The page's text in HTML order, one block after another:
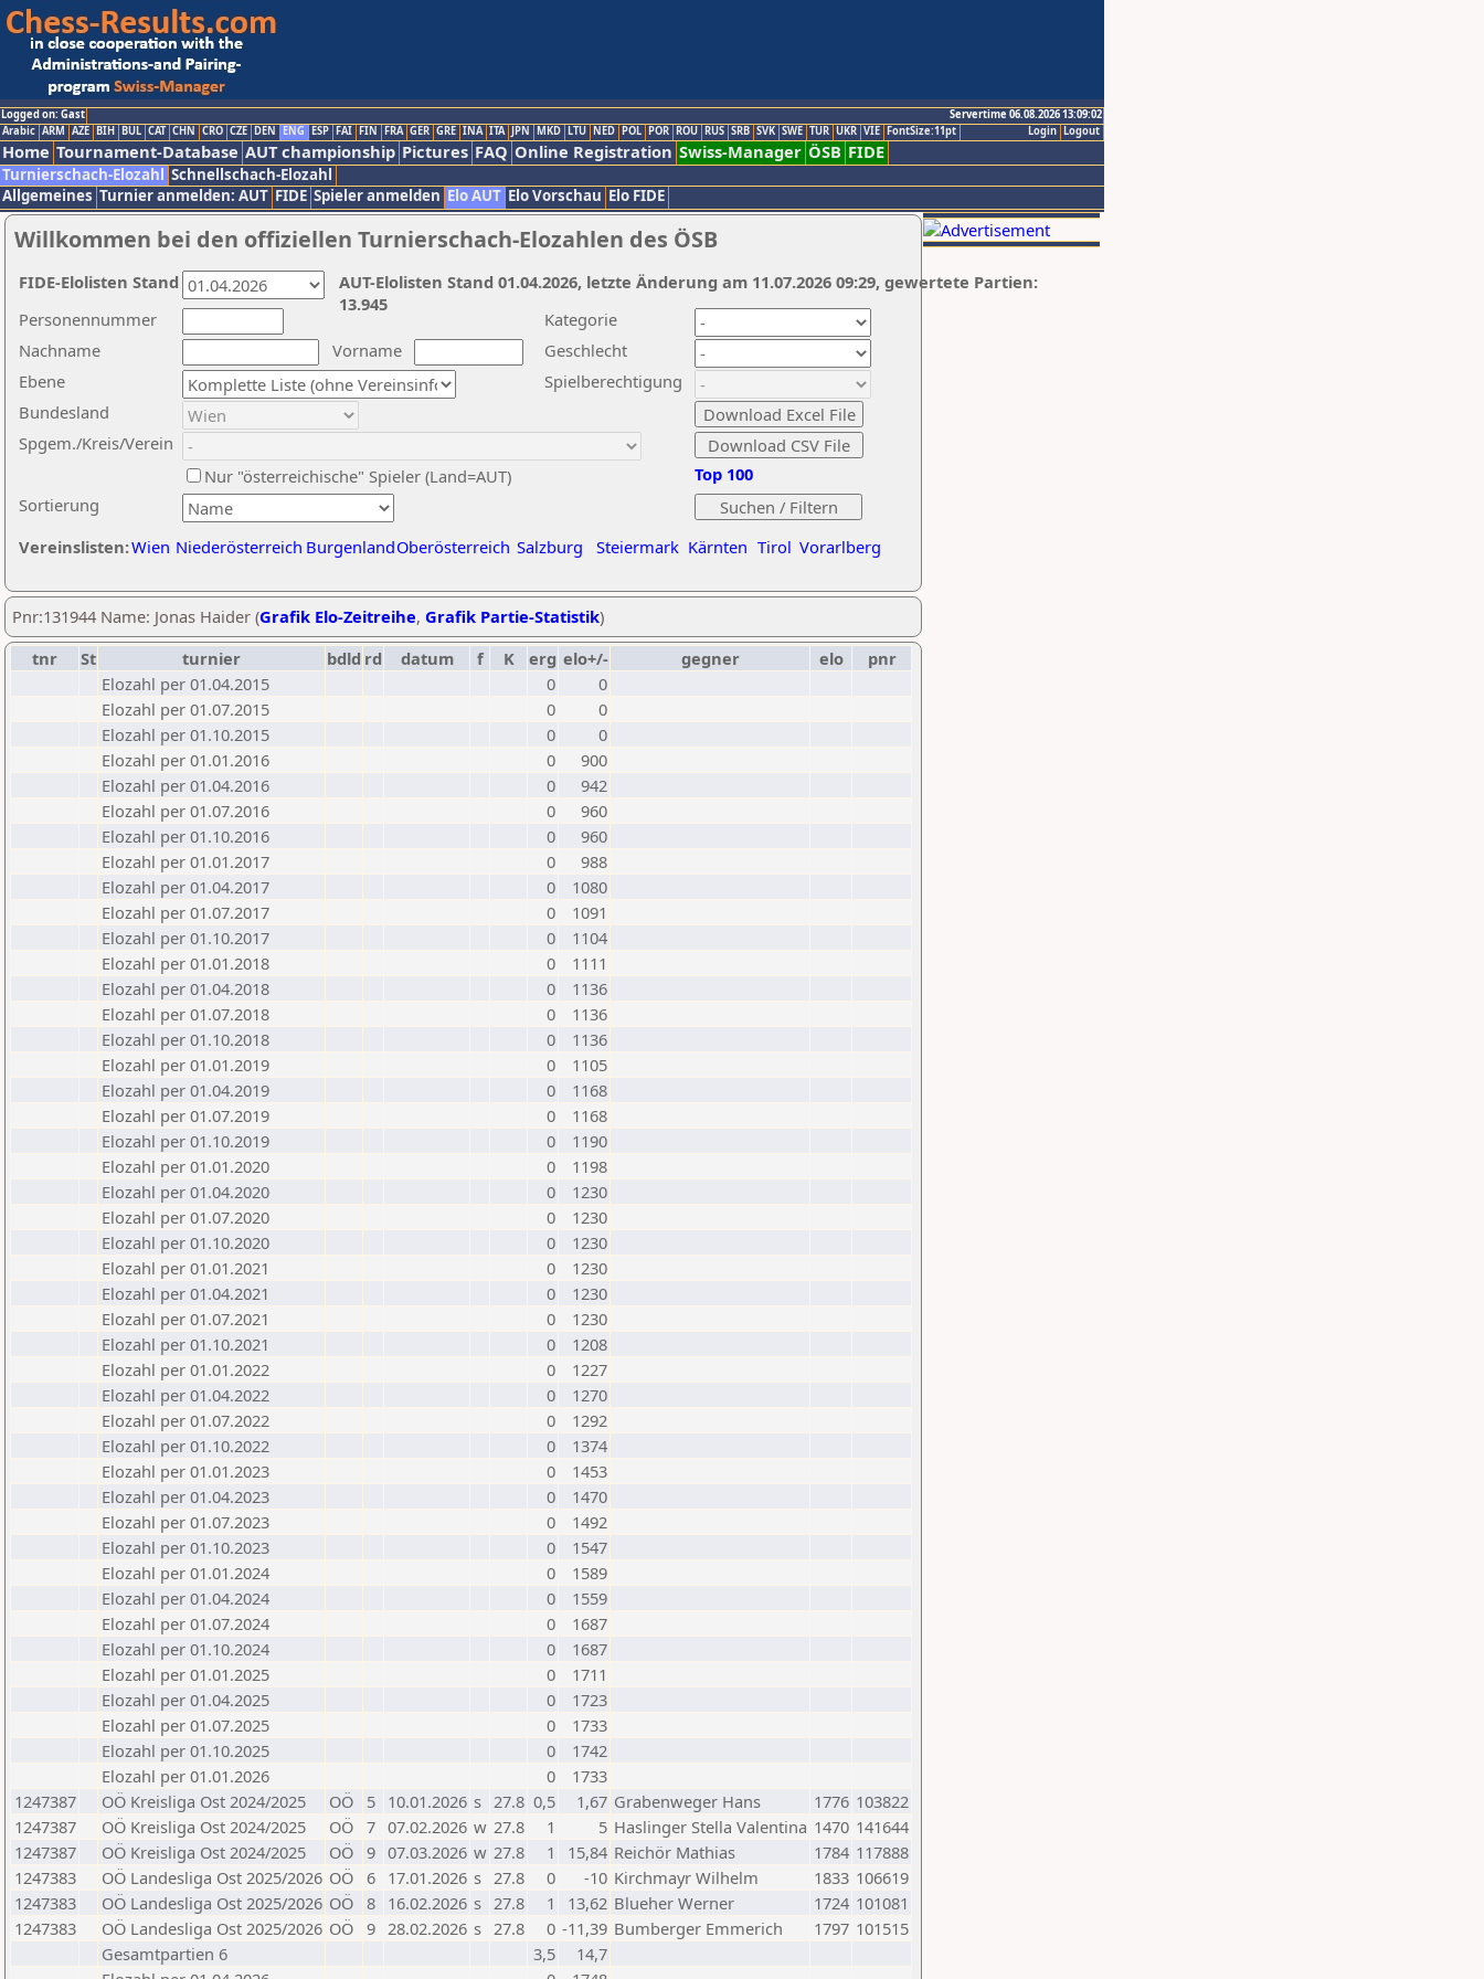
Logged on: Gast
Servertime 06.08.2026 13:09:02
Logout
Login
Arabic ARM AZE BIH BUL CAT CHN CRO CZE DEN ENG ESP FAI FIN FRA GER GRE INA ITA JPN MKD LTU NED POL POR ROU RUS SRB SVK SWE TUR UKR VIE FontSize:11pt
Home Tournament-Database AUT championship Pictures FAQ Online Registration Swiss-Manager ÖSB FIDE
Turnierschach-Elozahl Schnellschach-Elozahl
Allgemeines Turnier anmelden: AUT FIDE Spieler anmelden Elo AUT Elo Vorschau Elo FIDE
Willkommen bei den offiziellen Turnierschach-Elozahlen des ÖSB
Nachname
Vorname
Ebene
Kategorie
Sortierung
Personennummer
Bundesland
Spgem./Kreis/Verein
Geschlecht
Nur "österreichische" Spieler (Land=AUT)
Spielberechtigung
Vereinslisten:Wien Niederösterreich BurgenlandOberösterreich Salzburg Steiermark Kärnten Tirol Vorarlberg
Top 100
AUT-Elolisten Stand 01.04.2026, letzte Änderung am 11.07.2026 09:29, gewertete Partien:
13.945
FIDE-Elolisten Stand
Pnr:131944 Name: Jonas Haider (Grafik Elo-Zeitreihe, Grafik Partie-Statistik)
tnr
St turnier bdld rd datum f K erg elo+/- gegner elo
pnr
Elozahl per 01.04.2015
0
0
Elozahl per 01.07.2015
0
0
Elozahl per 01.10.2015
0
0
Elozahl per 01.01.2016
0
900
Elozahl per 01.04.2016
0
942
Elozahl per 01.07.2016
0
960
Elozahl per 01.10.2016
0
960
Elozahl per 01.01.2017
0
988
Elozahl per 01.04.2017
0
1080
Elozahl per 01.07.2017
0
1091
Elozahl per 01.10.2017
0
1104
Elozahl per 01.01.2018
0
1111
Elozahl per 01.04.2018
0
1136
Elozahl per 01.07.2018
0
1136
Elozahl per 01.10.2018
0
1136
Elozahl per 01.01.2019
0
1105
Elozahl per 01.04.2019
0
1168
Elozahl per 01.07.2019
0
1168
Elozahl per 01.10.2019
0
1190
Elozahl per 01.01.2020
0
1198
Elozahl per 01.04.2020
0
1230
Elozahl per 01.07.2020
0
1230
Elozahl per 01.10.2020
0
1230
Elozahl per 01.01.2021
0
1230
Elozahl per 01.04.2021
0
1230
Elozahl per 01.07.2021
0
1230
Elozahl per 01.10.2021
0
1208
Elozahl per 01.01.2022
0
1227
Elozahl per 01.04.2022
0
1270
Elozahl per 01.07.2022
0
1292
Elozahl per 01.10.2022
0
1374
Elozahl per 01.01.2023
0
1453
Elozahl per 01.04.2023
0
1470
Elozahl per 01.07.2023
0
1492
Elozahl per 01.10.2023
0
1547
Elozahl per 01.01.2024
0
1589
Elozahl per 01.04.2024
0
1559
Elozahl per 01.07.2024
0
1687
Elozahl per 01.10.2024
0
1687
Elozahl per 01.01.2025
0
1711
Elozahl per 01.04.2025
0
1723
Elozahl per 01.07.2025
0
1733
Elozahl per 01.10.2025
0
1742
Elozahl per 01.01.2026
0
1733
1247387
OÖ Kreisliga Ost 2024/2025 OÖ 5 10.01.2026 s 27.8 0,5 1,67 Grabenweger Hans 1776 103822
1247387
OÖ Kreisliga Ost 2024/2025 OÖ 7 07.02.2026 w 27.8 1 5 Haslinger Stella Valentina 1470 141644
1247387
OÖ Kreisliga Ost 2024/2025 OÖ 9 07.03.2026 w 27.8 1 15,84 Reichör Mathias 1784 117888
1247383
OÖ Landesliga Ost 2025/2026 OÖ 6 17.01.2026 s 27.8 0 -10 Kirchmayr Wilhelm 1833 106619
1247383
OÖ Landesliga Ost 2025/2026 OÖ 8 16.02.2026 s 27.8 1 13,62 Blueher Werner 1724 101081
1247383
OÖ Landesliga Ost 2025/2026 OÖ 9 28.02.2026 s 27.8 0 -11,39 Bumberger Emmerich 1797 101515
Gesamtpartien 6
3,5
14,7